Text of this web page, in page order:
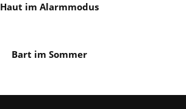
Haut im Alarmmodus
Bart im Sommer